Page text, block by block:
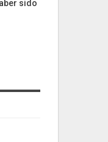
sido